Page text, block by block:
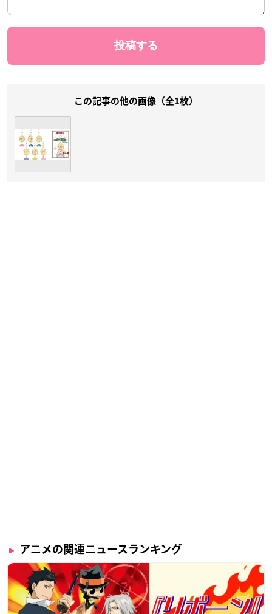
この記事の他の画像（全1枚）
アニメの関連ニュースランキング